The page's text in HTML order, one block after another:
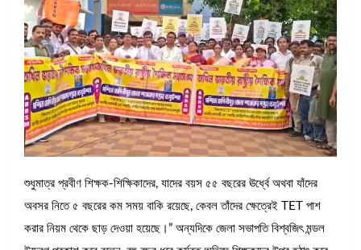
শুধুমাত্র প্রবীণ শিক্ষক-শিক্ষিকাদের, যাদের বয়স ৫৫ বছরের ঊর্ধ্বে অথবা যাঁদের
অবসর নিতে ৫ বছরের কম সময় বাকি রয়েছে, কেবল তাঁদের ক্ষেত্রেই TET পাশ
করার নিয়ম থেকে ছাড় দেওয়া হয়েছে।” অন্যদিকে জেলা সভাপতি বিশ্বজিৎ মন্ডল